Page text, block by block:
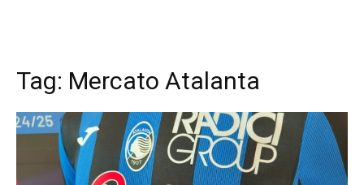
Tag: Mercato Atalanta